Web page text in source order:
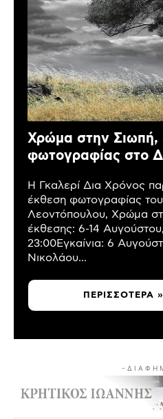
Χρώμα στην Σιωπή,
φωτογραφίας στο
Η Γκαλερί Δια Χρόνος
έκθεση φωτογραφίας
Λεοντόπουλου, Χρώμα
έκθεσης: 6-14
23:00Εγκαίνια: 6
Νικολάου...
ΠΕΡΙΣΣΌΤΕΡΑ »
- Δ Ι Α Φ Η